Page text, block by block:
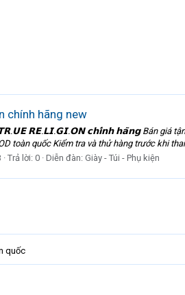
chính hãng new
𝗥𝗘.𝗟𝗜.𝗚𝗜.𝗢𝗡 𝗰𝗵𝗶́𝗻𝗵 𝗵𝗮̃𝗻𝗴 Bán giá tận
toàn quốc Kiểm tra và thử hàng trước khi
Trả lời: 0 Diễn đàn: Giày - Túi - Phụ kiện
quốc